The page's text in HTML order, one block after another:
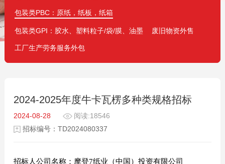
包装类PBC：原纸，纸板，纸箱
包装类GPI：胶水、塑料粒子/袋/膜、油墨 废旧物资外售
工厂生产劳务服务外包
2024-2025年度牛卡瓦楞多种类规格招标
2024-08-28
阅读:18546
招标编号：TD2024080337
招标人公司名称：摩登7纸业（中国）投资有限公司